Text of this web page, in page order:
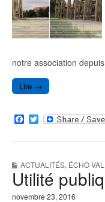
notre association
Lire →
F
a
c
o
o
k
T
w
i
e
r
ACTUALITÉS, ÉCHO
Utilité
novembre 23, 2016